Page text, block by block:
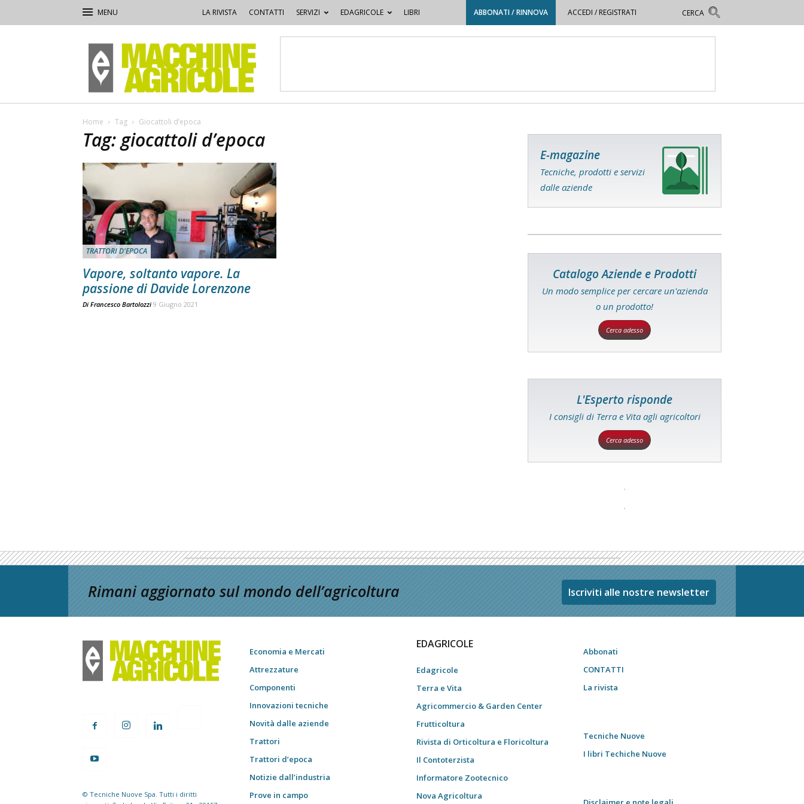
LA RIVISTA CONTATTI SERVIZI EDAGRICOLE LIBRI ABBONATI / RINNOVA ACCEDI / REGISTRATI
Macchine
Agricole
Home Tag Giocattoli d’epoca
Tag: giocattoli d’epoca
TRATTORI D'EPOCA
Vapore, soltanto vapore. La
passione di Davide Lorenzone
Di Francesco Bartolozzi 9 Giugno 2021
E-magazine
Tecniche, prodotti e servizi
dalle aziende
Catalogo Aziende e Prodotti
Un modo semplice per cercare un'azienda
o un prodotto!
Cerca adesso
L'Esperto risponde
I consigli di Terra e Vita agli agricoltori
Cerca adesso
Rimani aggiornato sul mondo dell’agricoltura Iscriviti alle nostre newsletter
© Tecniche Nuove Spa. Tutti i diritti
Economia e Mercati
Attrezzature
Componenti
Innovazioni tecniche
Novità dalle aziende
Trattori
Trattori d’epoca
Notizie dall’industria
Prove in campo
EDAGRICOLE
Edagricole
Terra e Vita
Agricommercio & Garden Center
Frutticoltura
Rivista di Orticoltura e Floricoltura
Il Contoterzista
Informatore Zootecnico
Nova Agricoltura
Abbonati
CONTATTI
La rivista
Tecniche Nuove
I libri Techiche Nuove